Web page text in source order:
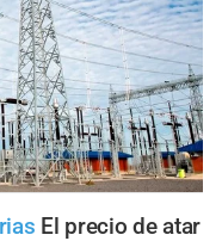
El precio de atar